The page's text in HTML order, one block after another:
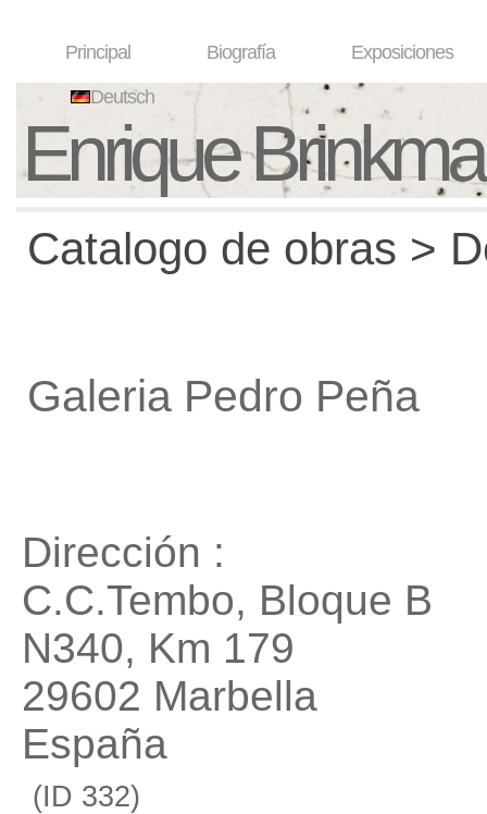
Principal Biografía Exposiciones
Deutsch
Enrique
Catalogo de obras >
Galeria Pedro Peña
Dirección :
C.C.Tembo, Bloque B
N340, Km 179
29602 Marbella
España
(ID 332)